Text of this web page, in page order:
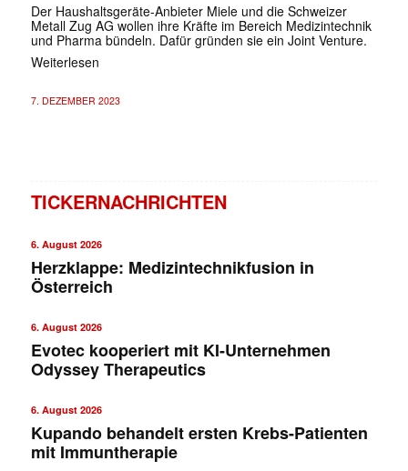
Der Haushaltsgeräte-Anbieter Miele und die Schweizer
Metall Zug AG wollen ihre Kräfte im Bereich Medizintechnik
und Pharma bündeln. Dafür gründen sie ein Joint Venture.
Weiterlesen
7. DEZEMBER 2023
TICKERNACHRICHTEN
6. August 2026
Herzklappe: Medizintechnikfusion in
Österreich
6. August 2026
Evotec kooperiert mit KI-Unternehmen
Odyssey Therapeutics
6. August 2026
Kupando behandelt ersten Krebs-Patienten
mit Immuntherapie